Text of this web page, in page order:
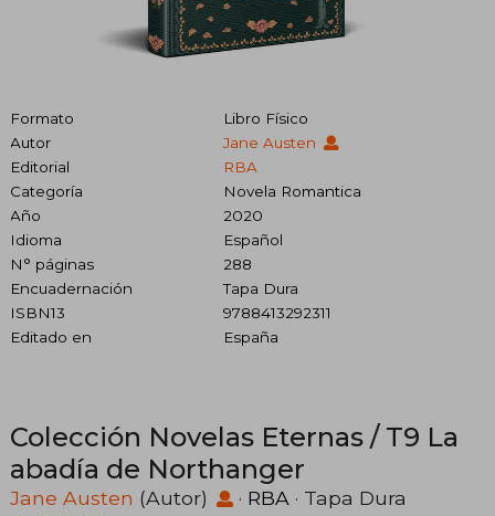
Formato
Libro Físico
Autor
Jane Austen
Editorial
RBA
Categoría
Novela Romantica
Año
2020
Idioma
Español
N° páginas
288
Encuadernación
Tapa Dura
ISBN13
9788413292311
Editado en
España
Colección Novelas Eternas / T9 La
abadía de Northanger
Jane Austen (Autor) · RBA · Tapa Dura